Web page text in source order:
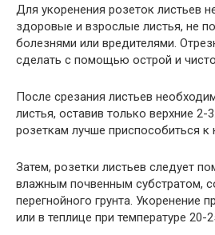
Для укоренения розеток листьев
здоровые и взрослые листья, не
болезнями или вредителями.
сделать с помощью острой и
После срезания листьев
листья, оставив только верхние 2-
розеткам лучше приспособиться
Затем, розетки листьев следует
влажным почвенным субстратом,
перегнойного грунта. Укоренение
или в теплице при температуре 20-